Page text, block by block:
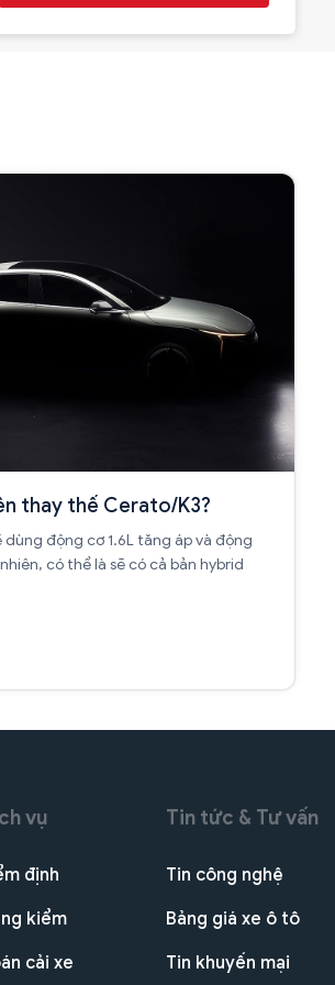
thay thế Cerato/K3?
dùng động cơ 1.6L tăng áp và động
có thể là sẽ có cả bản hybrid
vụ
định
kiểm
cải xe
Tin tức & Tư vấn
Tin công nghệ
Bảng giá xe ô tô
Tin khuyến mại